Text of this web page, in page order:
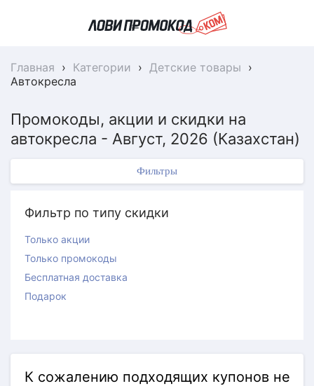
Главная › Категории › Детские товары ›
Автокресла
Промокоды, акции и скидки на
автокресла - Август, 2026 (Казахстан)
Фильтры
Фильтр по типу скидки
Только акции
Только промокоды
Бесплатная доставка
Подарок
К сожалению подходящих купонов не